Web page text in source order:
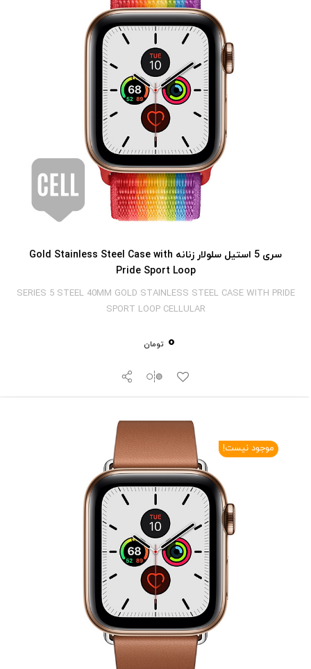
سری 5 استیل سلولار زنانه Gold Stainless Steel Case with
Pride Sport Loop
SERIES 5 STEEL 40MM GOLD STAINLESS STEEL CASE WITH PRIDE
SPORT LOOP CELLULAR
0 تومان
موجود نیست!